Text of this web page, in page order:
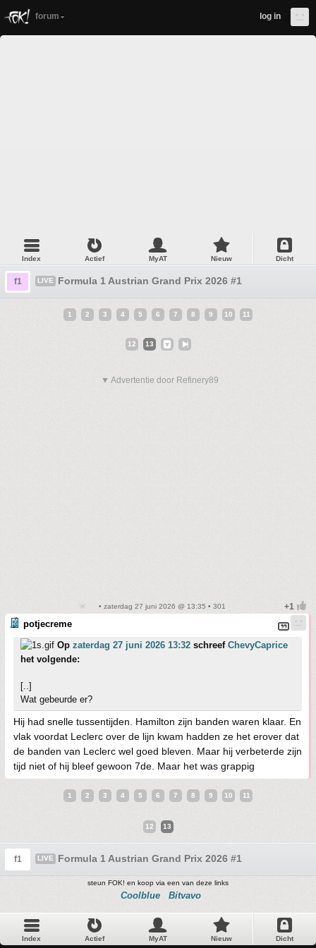
forum log in
Index Actief MyAT Nieuw Dicht
f1 LIVE Formula 1 Austrian Grand Prix 2026 #1
1 2 3 4 5 6 7 8 9 10 11
12 13
▼ Advertentie door Refinery89
• zaterdag 27 juni 2026 @ 13:35 • 301
potjecreme
Op zaterdag 27 juni 2026 13:32 schreef ChevyCaprice
het volgende:
[..]
Wat gebeurde er?
Hij had snelle tussentijden. Hamilton zijn banden waren klaar. En
vlak voordat Leclerc over de lijn kwam hadden ze het erover dat
de banden van Leclerc wel goed bleven. Maar hij verbeterde zijn
tijd niet of hij bleef gewoon 7de. Maar het was grappig
1 2 3 4 5 6 7 8 9 10 11
12 13
f1 LIVE Formula 1 Austrian Grand Prix 2026 #1
steun FOK! en koop via een van deze links
Coolblue Bitvavo
Index Actief MyAT Nieuw Dicht